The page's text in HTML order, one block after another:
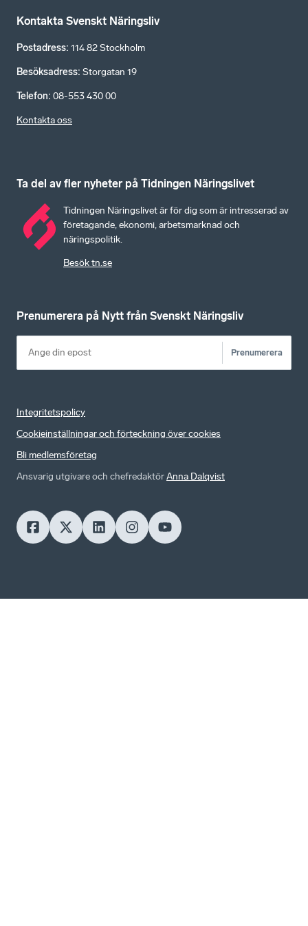
Kontakta Svenskt Näringsliv
Postadress: 114 82 Stockholm
Besöksadress: Storgatan 19
Telefon: 08-553 430 00
Kontakta oss
Ta del av fler nyheter på Tidningen Näringslivet
Tidningen Näringslivet är för dig som är intresserad av
företagande, ekonomi, arbetsmarknad och
näringspolitik.
Besök tn.se
Prenumerera på Nytt från Svenskt Näringsliv
Prenumerera
Integritetspolicy
Cookieinställningar och förteckning över cookies
Bli medlemsföretag
Ansvarig utgivare och chefredaktörAnna Dalqvist